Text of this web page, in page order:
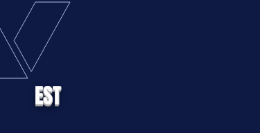
EST